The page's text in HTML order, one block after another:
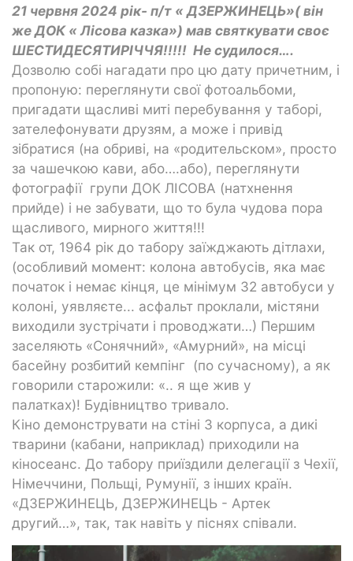
21 червня 2024 рік- п/т « ДЗЕРЖИНЕЦЬ»( він
же ДОК « Лісова казка») мав святкувати своє
ШЕСТИДЕСЯТИРІЧЧЯ!!!!! Не судилося….
Дозволю собі нагадати про цю дату причетним, і
пропоную: переглянути свої фотоальбоми,
пригадати щасливі миті перебування у таборі,
зателефонувати друзям, а може і привід
зібратися (на обриві, на «родительском», просто
за чашечкою кави, або….або), переглянути
фотографії групи ДОК ЛІСОВА (натхнення
прийде) і не забувати, що то була чудова пора
щасливого, мирного життя!!!
Так от, 1964 рік до табору заїжджають дітлахи,
(особливий момент: колона автобусів, яка має
початок і немає кінця, це мінімум 32 автобуси у
колоні, уявляєте... асфальт проклали, містяни
виходили зустрічати і проводжати…) Першим
заселяють «Сонячний», «Амурний», на місці
басейну розбитий кемпінг (по сучасному), а як
говорили старожили: «.. я ще жив у
палатках)! Будівництво тривало.
Кіно демонструвати на стіні 3 корпуса, а дикі
тварини (кабани, наприклад) приходили на
кіносеанс. До табору приїздили делегації з Чехії,
Німеччини, Польщі, Румунії, з інших країн.
«ДЗЕРЖИНЕЦЬ, ДЗЕРЖИНЕЦЬ - Артек
другий…», так, так навіть у піснях співали.